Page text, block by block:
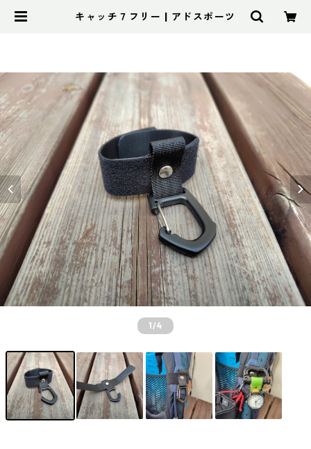
キャッチ７フリー | アドスポーツ
1/4